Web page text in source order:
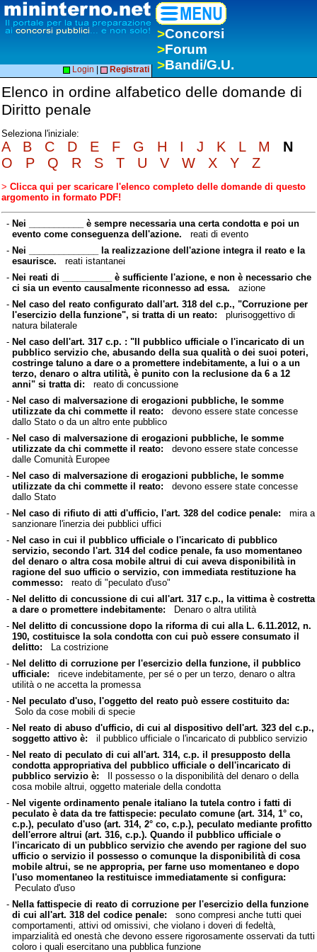
>Concorsi
>Forum
>Bandi/G.U.
Login Registrati
Elenco in ordine alfabetico delle domande di
Diritto penale
Seleziona l'iniziale:
A B C D E F G H I J K L M
N
O
P Q R S T U V W X Y Z
> Clicca qui per scaricare l'elenco completo delle domande di questo
argomento in formato PDF!
- Nei ___________ è sempre necessaria una certa condotta e poi un
evento come conseguenza dell'azione. reati di evento
- Nei ______________ la realizzazione dell'azione integra il reato e la
esaurisce. reati istantanei
- Nei reati di __________ è sufficiente l'azione, e non è necessario che
ci sia un evento causalmente riconnesso ad essa. azione
- Nel caso del reato configurato dall'art. 318 del c.p., "Corruzione per
l'esercizio della funzione", si tratta di un reato: plurisoggettivo di
natura bilaterale
- Nel caso dell'art. 317 c.p. : "Il pubblico ufficiale o l'incaricato di un
pubblico servizio che, abusando della sua qualità o dei suoi poteri,
costringe taluno a dare o a promettere indebitamente, a lui o a un
terzo, denaro o altra utilità, è punito con la reclusione da 6 a 12
anni" si tratta di: reato di concussione
- Nel caso di malversazione di erogazioni pubbliche, le somme
utilizzate da chi commette il reato: devono essere state concesse
dallo Stato o da un altro ente pubblico
- Nel caso di malversazione di erogazioni pubbliche, le somme
utilizzate da chi commette il reato: devono essere state concesse
dalle Comunità Europee
- Nel caso di malversazione di erogazioni pubbliche, le somme
utilizzate da chi commette il reato: devono essere state concesse
dallo Stato
- Nel caso di rifiuto di atti d'ufficio, l'art. 328 del codice penale: mira a
sanzionare l'inerzia dei pubblici uffici
- Nel caso in cui il pubblico ufficiale o l'incaricato di pubblico
servizio, secondo l'art. 314 del codice penale, fa uso momentaneo
del denaro o altra cosa mobile altrui di cui aveva disponibilità in
ragione del suo ufficio o servizio, con immediata restituzione ha
commesso: reato di "peculato d'uso"
- Nel delitto di concussione di cui all'art. 317 c.p., la vittima è costretta
a dare o promettere indebitamente: Denaro o altra utilità
- Nel delitto di concussione dopo la riforma di cui alla L. 6.11.2012, n.
190, costituisce la sola condotta con cui può essere consumato il
delitto: La costrizione
- Nel delitto di corruzione per l'esercizio della funzione, il pubblico
ufficiale: riceve indebitamente, per sé o per un terzo, denaro o altra
utilità o ne accetta la promessa
- Nel peculato d'uso, l'oggetto del reato può essere costituito da:
Solo da cose mobili di specie
- Nel reato di abuso d'ufficio, di cui al dispositivo dell'art. 323 del c.p.,
soggetto attivo è: il pubblico ufficiale o l'incaricato di pubblico servizio
- Nel reato di peculato di cui all'art. 314, c.p. il presupposto della
condotta appropriativa del pubblico ufficiale o dell'incaricato di
pubblico servizio è: Il possesso o la disponibilità del denaro o della
cosa mobile altrui, oggetto materiale della condotta
- Nel vigente ordinamento penale italiano la tutela contro i fatti di
peculato è data da tre fattispecie: peculato comune (art. 314, 1° co,
c.p.), peculato d'uso (art. 314, 2° co, c.p.), peculato mediante profitto
dell'errore altrui (art. 316, c.p.). Quando il pubblico ufficiale o
l'incaricato di un pubblico servizio che avendo per ragione del suo
ufficio o servizio il possesso o comunque la disponibilità di cosa
mobile altrui, se ne appropria, per farne uso momentaneo e dopo
l'uso momentaneo la restituisce immediatamente si configura:
Peculato d'uso
- Nella fattispecie di reato di corruzione per l'esercizio della funzione
di cui all'art. 318 del codice penale: sono compresi anche tutti quei
comportamenti, attivi od omissivi, che violano i doveri di fedeltà,
imparzialità ed onestà che devono essere rigorosamente osservati da tutti
coloro i quali esercitano una pubblica funzione